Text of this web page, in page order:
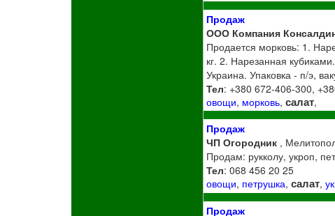
Продаж
ООО Компания
Продается морковь: 1.
кг. 2. Нарезанная
Украина. Упаковка - п/э,
Тел: +380 672-406-300,
овощи, морковь,салат,
Продаж
ЧП Огородник ,
Продам: рукколу, укроп,
Тел: 068 456 20 25
овощи, петрушка,салат,
Продаж